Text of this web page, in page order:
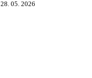
28. 05. 2026